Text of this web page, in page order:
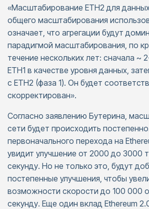
«Масштабирование ETH2 для
общего масштабирования
означает, что агрегации будут
парадигмой масштабирования, по
течение нескольких лет: сначала ~
ETH1 в качестве уровня данных,
с ETH2 (фаза 1). Он будет
скорректирован».
Согласно заявлению Бутерина,
сети будет происходить
первоначального перехода на
увидит улучшение от 2000 до 3000
секунду. Но не только это, будут
постепенные улучшения, чтобы
возможности скорости до 100 000
секунду. Еще один вклад Ethereum